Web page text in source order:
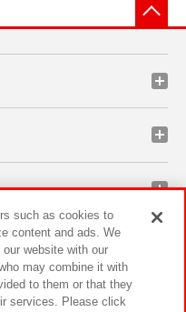
such as cookies to
content and ads. We
website with our
may combine it with
to them or that they
services. Please click